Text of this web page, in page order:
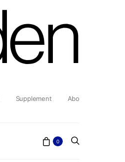
Supplement Abo
0